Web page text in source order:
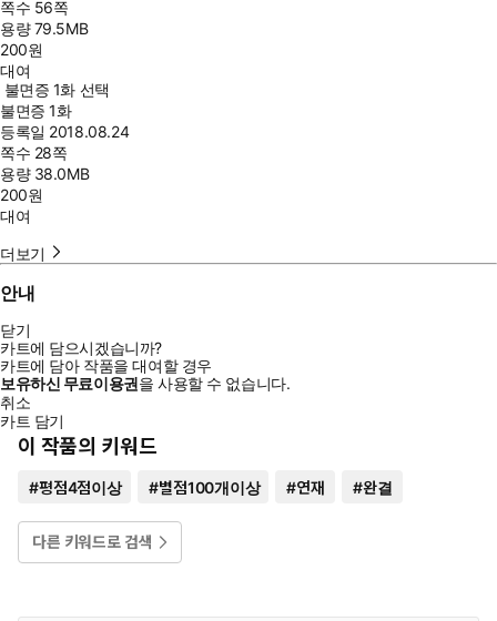
쪽수 56쪽
용량79.5MB
200원
대여
불면증 1화 선택
불면증 1화
등록일 2018.08.24
쪽수 28쪽
용량 38.0MB
200원
대여
더보기
안내
닫기
카트에 담으시겠습니까?
카트에 담아 작품을 대여할 경우
보유하신 무료이용권을 사용할 수 없습니다.
취소
카트 담기
이 작품의 키워드
#평점4점이상 #별점100개이상 #연재 #완결
다른 키워드로 검색